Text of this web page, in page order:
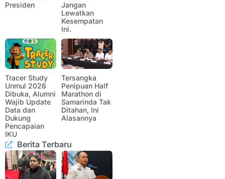
Presiden
Jangan
Lewatkan
Kesempatan
Ini.
Tracer Study
Unmul 2026
Dibuka, Alumni
Wajib Update
Data dan
Dukung
Pencapaian
IKU
Tersangka
Penipuan Half
Marathon di
Samarinda Tak
Ditahan, Ini
Alasannya
Berita Terbaru